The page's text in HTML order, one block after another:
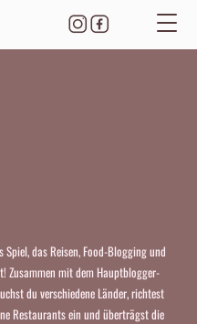
Spiel, das Reisen, Food-Blogging und
Zusammen mit dem Hauptblogger-
du verschiedene Länder, richtest
Restaurants ein und überträgst die